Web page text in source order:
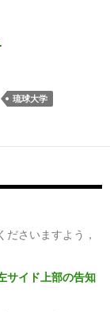
.
琉球大学
ださいますよう，
サイド上部の告知